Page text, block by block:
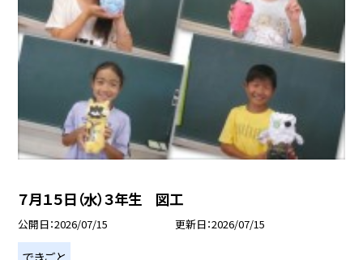
７月１５日（水）３年生 図工
公開日 2026/07/15 更新日 2026/07/15